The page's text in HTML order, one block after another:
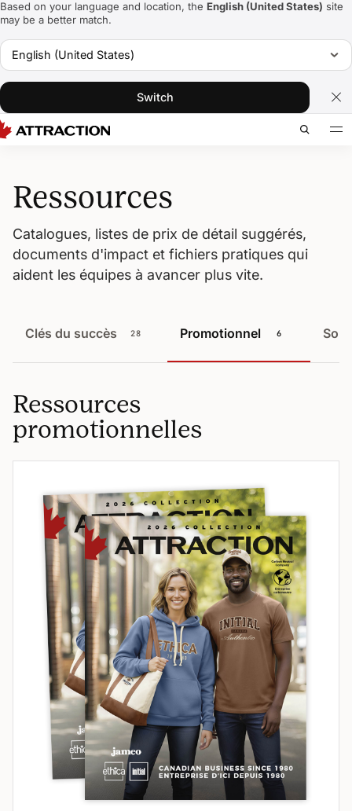
Based on your language and location, the English (United States) site
may be a better match.
English (United States)
Switch
Ressources
Catalogues, listes de prix de détail suggérés,
documents d'impact et fichiers pratiques qui
aident les équipes à avancer plus vite.
Clés du succès 28 Promotionnel 6
Ressources
promotionnelles